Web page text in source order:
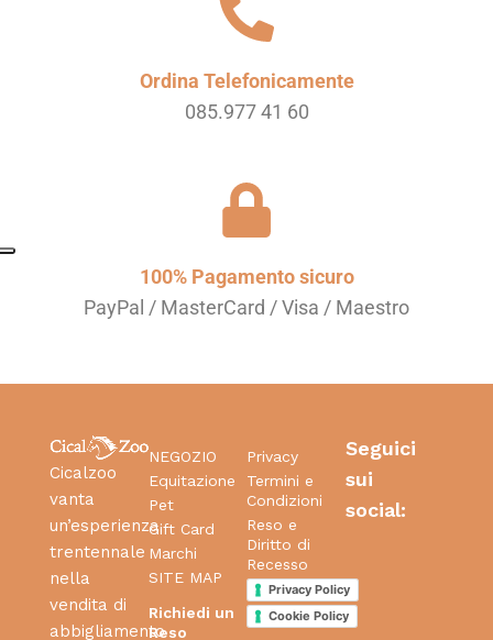
Ordina Telefonicamente
085.977 41 60
100% Pagamento sicuro
PayPal / MasterCard / Visa / Maestro
Cicalzoo
vanta
un’esperienza
trentennale
nella
vendita di
abbigliamento
NEGOZIO
Equitazione
Pet
Gift Card
Marchi
SITE MAP
Richiedi un
Reso
Privacy
Termini e
Condizioni
Reso e
Diritto di
Recesso
Privacy Policy
Cookie Policy
Seguici
sui
social: